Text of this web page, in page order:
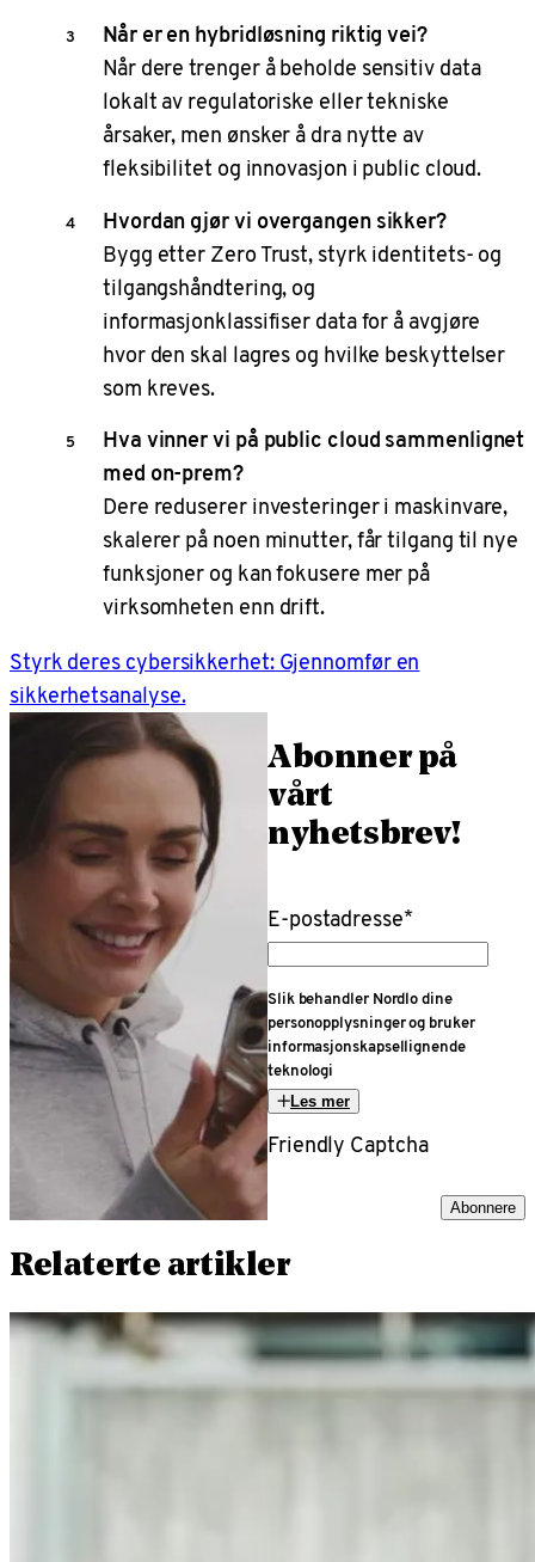
Når er en hybridløsning riktig vei?
Når dere trenger å beholde sensitiv data
lokalt av regulatoriske eller tekniske
årsaker, men ønsker å dra nytte av
fleksibilitet og innovasjon i public cloud.
Hvordan gjør vi overgangen sikker?
Bygg etter Zero Trust, styrk identitets- og
tilgangshåndtering, og
informasjonklassifiser data for å avgjøre
hvor den skal lagres og hvilke beskyttelser
som kreves.
Hva vinner vi på public cloud sammenlignet
med on-prem?
Dere reduserer investeringer i maskinvare,
skalerer på noen minutter, får tilgang til nye
funksjoner og kan fokusere mer på
virksomheten enn drift.
Styrk deres cybersikkerhet: Gjennomfør en
sikkerhetsanalyse.
Abonner på
vårt
nyhetsbrev!
E-postadresse*
Slik behandler Nordlo dine
personopplysninger og bruker
informasjonskapsellignende
teknologi
Les mer
Friendly Captcha
Abonnere
Relaterte artikler